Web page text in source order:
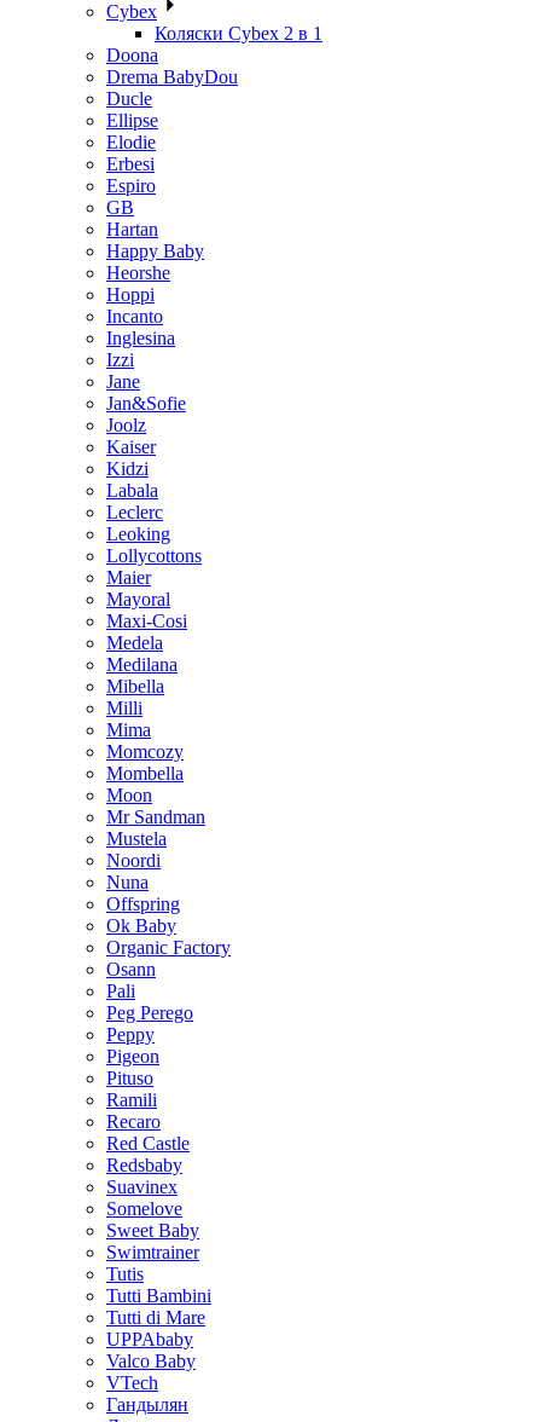
Cybex
Коляски Cybex 2 в 1
Doona
Drema BabyDou
Ducle
Ellipse
Elodie
Erbesi
Espiro
GB
Hartan
Happy Baby
Heorshe
Hoppi
Incanto
Inglesina
Izzi
Jane
Jan&Sofie
Joolz
Kaiser
Kidzi
Labala
Leclerc
Leoking
Lollycottons
Maier
Mayoral
Maxi-Cosi
Medela
Medilana
Mibella
Milli
Mima
Momcozy
Mombella
Moon
Mr Sandman
Mustela
Noordi
Nuna
Offspring
Ok Baby
Organic Factory
Osann
Pali
Peg Perego
Peppy
Pigeon
Pituso
Ramili
Recaro
Red Castle
Redsbaby
Suavinex
Somelove
Sweet Baby
Swimtrainer
Tutis
Tutti Bambini
Tutti di Mare
UPPAbaby
Valco Baby
VTech
Гандылян